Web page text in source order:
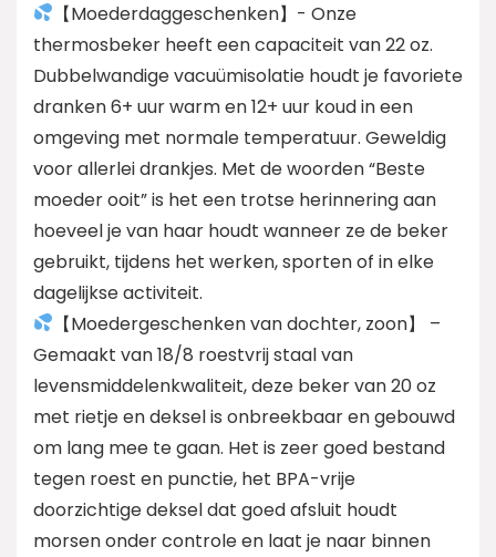
【Moederdaggeschenken】- Onze
thermosbeker heeft een capaciteit van 22 oz.
Dubbelwandige vacuümisolatie houdt je favoriete
dranken 6+ uur warm en 12+ uur koud in een
omgeving met normale temperatuur. Geweldig
voor allerlei drankjes. Met de woorden “Beste
moeder ooit” is het een trotse herinnering aan
hoeveel je van haar houdt wanneer ze de beker
gebruikt, tijdens het werken, sporten of in elke
dagelijkse activiteit.
【Moedergeschenken van dochter, zoon】 –
Gemaakt van 18/8 roestvrij staal van
levensmiddelenkwaliteit, deze beker van 20 oz
met rietje en deksel is onbreekbaar en gebouwd
om lang mee te gaan. Het is zeer goed bestand
tegen roest en punctie, het BPA-vrije
doorzichtige deksel dat goed afsluit houdt
morsen onder controle en laat je naar binnen